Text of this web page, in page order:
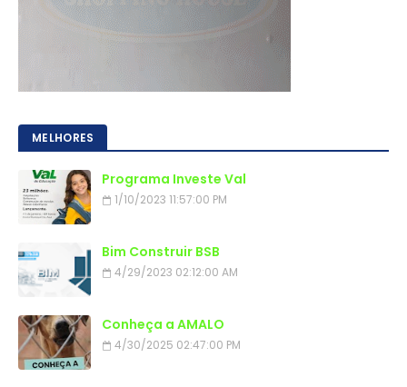
MELHORES
Programa Investe Val
1/10/2023 11:57:00 PM
Bim Construir BSB
4/29/2023 02:12:00 AM
Conheça a AMALO
4/30/2025 02:47:00 PM